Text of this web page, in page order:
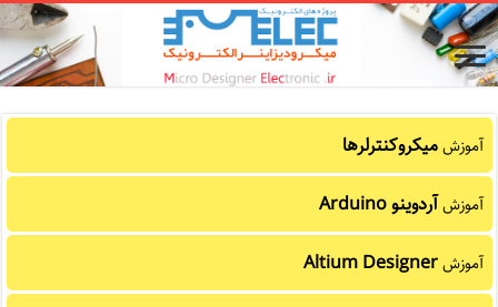
آموزشمیکروکنترلرها
آموزشآردوینو Arduino
آموزشAltium Designer